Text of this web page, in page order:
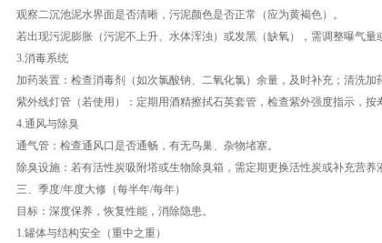
观察二沉池泥水界面是否清晰，污泥颜色是否正常（应为黄褐色）。
若出现污泥膨胀（污泥不上升、水体浑浊）或发黑（缺氧），需调整曝气量
3.消毒系统
加药装置：检查消毒剂（如次氯酸钠、二氧化氯）余量，及时补充；清洗加
紫外线灯管（若使用）：定期用酒精擦拭石英套管，检查紫外强度指示，按寿
4.通风与除臭
通气管：检查通风口是否通畅，有无鸟巢、杂物堵塞。
除臭设施：若有活性炭吸附塔或生物除臭箱，需定期更换活性炭或补充营养
三、季度/年度大修（每半年/每年）
目标：深度保养，恢复性能，消除隐患。
1.罐体与结构安全（重中之重）